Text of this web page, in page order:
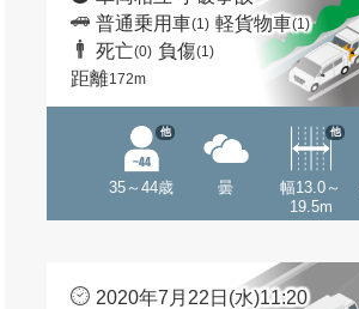
普通乗用車(1) 軽貨物車(1)
死亡(0) 負傷(1)
距離172m
35～44歳
他
曇
幅13.0～
19.5m
他
2020年7月22日(水)11:20